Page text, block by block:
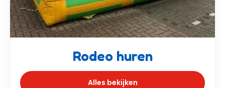
Rodeo huren
Alles bekijken